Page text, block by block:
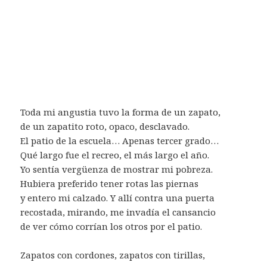
Toda mi angustia tuvo la forma de un zapato,
de un zapatito roto, opaco, desclavado.
El patio de la escuela… Apenas tercer grado…
Qué largo fue el recreo, el más largo el año.
Yo sentía vergüenza de mostrar mi pobreza.
Hubiera preferido tener rotas las piernas
y entero mi calzado. Y allí contra una puerta
recostada, mirando, me invadía el cansancio
de ver cómo corrían los otros por el patio.
Zapatos con cordones, zapatos con tirillas,